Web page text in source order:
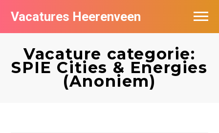
Vacatures Heerenveen
Vacature categorie:
SPIE Cities & Energies
(Anoniem)
Vacatures per bedrijf
De populairste vacatures in Heerenveen
Nieuwsbrief feed